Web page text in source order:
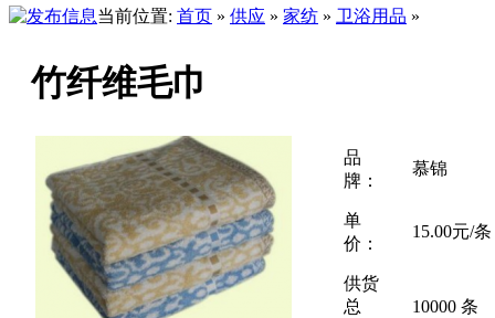
当前位置: 首页 » 供应 » 家纺 » 卫浴用品 »
竹纤维毛巾
品
牌：
慕锦
单
价：
15.00元/条
供货
总
10000 条